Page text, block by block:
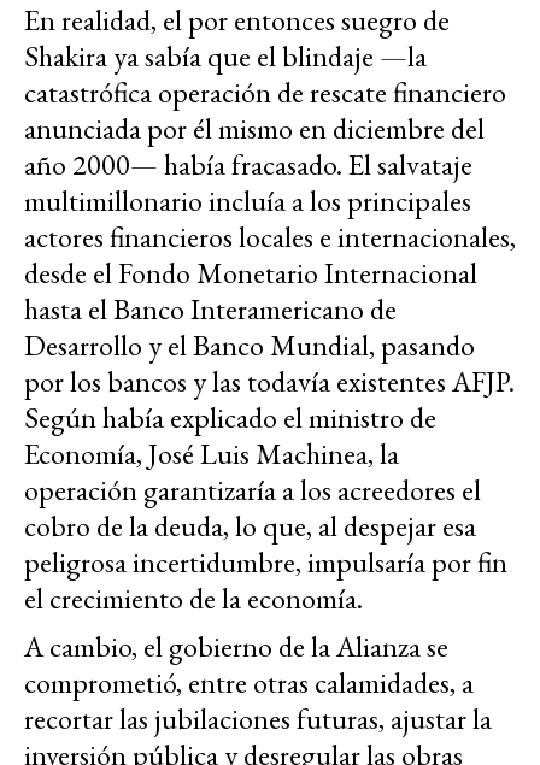
En realidad, el por entonces suegro de
Shakira ya sabía que el blindaje —la
catastrófica operación de rescate financiero
anunciada por él mismo en diciembre del
año 2000— había fracasado. El salvataje
multimillonario incluía a los principales
actores financieros locales e internacionales,
desde el Fondo Monetario Internacional
hasta el Banco Interamericano de
Desarrollo y el Banco Mundial, pasando
por los bancos y las todavía existentes AFJP.
Según había explicado el ministro de
Economía, José Luis Machinea, la
operación garantizaría a los acreedores el
cobro de la deuda, lo que, al despejar esa
peligrosa incertidumbre, impulsaría por fin
el crecimiento de la economía.
A cambio, el gobierno de la Alianza se
comprometió, entre otras calamidades, a
recortar las jubilaciones futuras, ajustar la
inversión pública y desregular las obras